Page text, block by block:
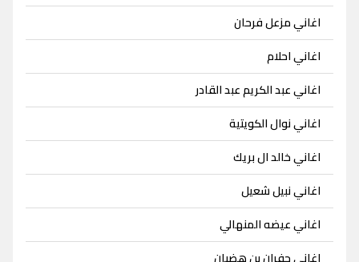
اغاني مزعل فرحان
اغاني احلام
اغاني عبد الكريم عبد القادر
اغاني نوال الكويتية
اغاني خالد ال بريك
اغاني نبيل شعيل
اغاني عيضه المنهالي